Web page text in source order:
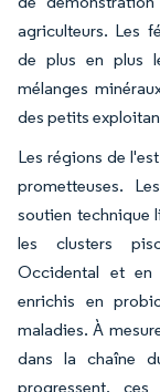
agriculteurs. Les
de plus en plus
mélanges
des petits
Les régions de
prometteuses.
soutien technique
les clusters
Occidental et en
enrichis en
maladies. À
dans la chaîne
progressent,